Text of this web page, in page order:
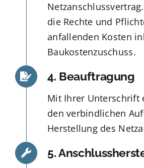
die Rechte und
anfallenden Kosten
Baukostenzuschuss.
4. Beauftragung
Mit Ihrer Unterschrift
den verbindlichen
Herstellung des
5.